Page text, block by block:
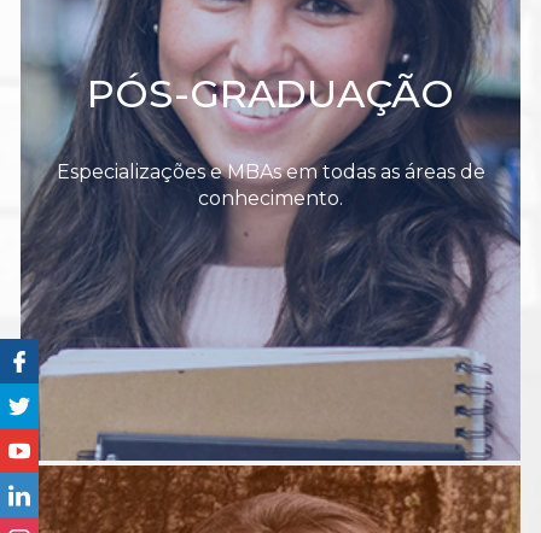
PÓS-GRADUAÇÃO
Especializações e MBAs em todas as áreas de
conhecimento.